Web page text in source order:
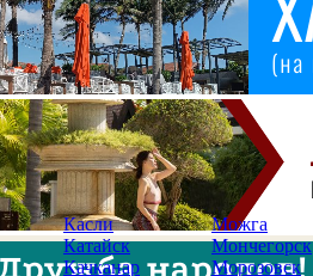
Касли
Катайск
Качканар
Можга
Мончегорск
Морозовск